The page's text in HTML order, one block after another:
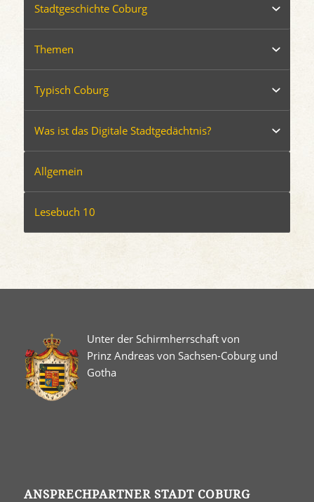
Stadtgeschichte Coburg
Themen
Typisch Coburg
Was ist das Digitale Stadtgedächtnis?
Allgemein
Lesebuch 10
Unter der Schirmherrschaft von
Prinz Andreas von Sachsen-Coburg und
Gotha
ANSPRECHPARTNER STADT COBURG